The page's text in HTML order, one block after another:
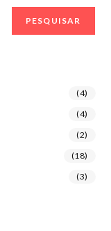
PESQUISAR
(4)
(4)
(2)
(18)
(3)